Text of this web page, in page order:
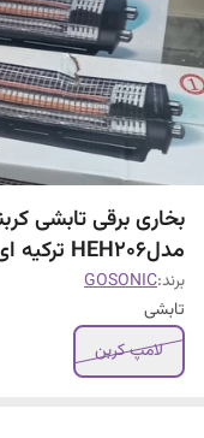
مدلHEH206 ترکیه ای
برند:GOSONIC
تابشی
لامپ کربن